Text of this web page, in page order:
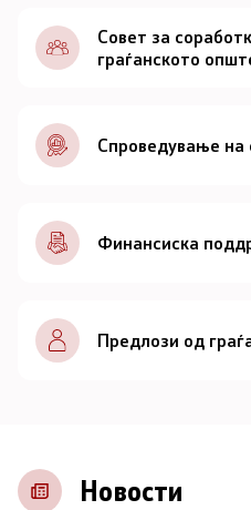
Документи
Совет
За советот
Документи
Записници и дневни
Советот
Контакт
Совет за
граѓанското
Спроведување на
Финансиска
Предлози од
Новости